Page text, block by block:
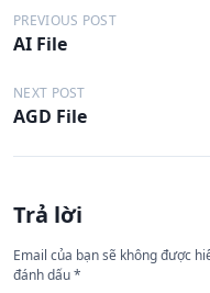
Đ
i
ề
u
h
ớ
n
PREVIOUS POST
AI File
NEXT POST
AGD File
Trả lời
Email của bạn sẽ không được
đánh dấu*